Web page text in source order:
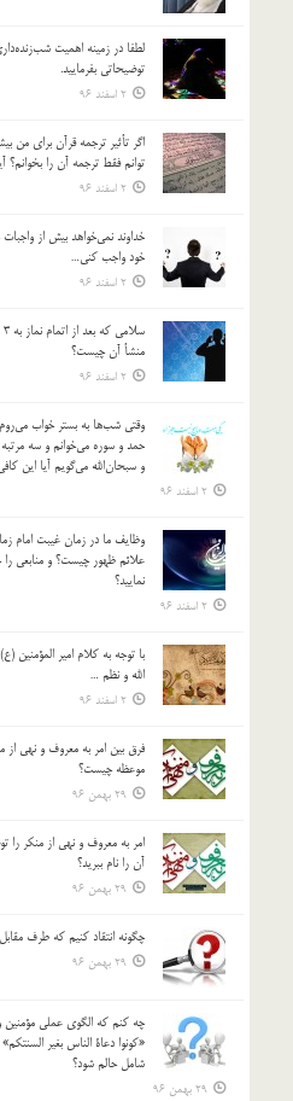
لطفا در زمينه اهميت
توضيحاتي بفرماييد.
2 اسفند 96
اگر تأثير ترجمه قرآن براي من
توانم فقط ترجمه آن را بخوانم؟
2 اسفند 96
خداوند نمي‌خواهد بيش از
خود واجب كني…
2 اسفند 96
منشأ آن چيست؟
2 اسفند 96
وقتي شب‌ها به بستر خواب مي‌روم
حمد و سوره مي‌خوانم و سه مرتبه
و سبحان‌الله مي‌گويم آيا اين
2 اسفند 96
وظايف ما در زمان غيبت امام
علائم ظهور چيست؟ و منابعي
نماييد؟
2 اسفند 96
با توجه به كلام امير المؤمنين
الله و نظم …
2 اسفند 96
فرق بين امر به معروف و نهي از
موعظه چيست؟
29 بهمن 96
امر به معروف و نهي از منكر را
آن را نام ببريد؟
29 بهمن 96
چگونه انتقاد كنيم كه طرف
29 بهمن 96
چه كنم كه الگوي عملي
«كونوا دعاة الناس بغير
شامل حالم شود؟
29 بهمن 96